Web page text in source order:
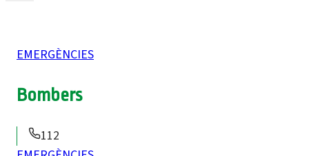
EMERGÈNCIES
Bombers
112